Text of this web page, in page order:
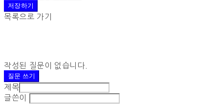
저장하기
목록으로 가기
작성된 질문이 없습니다.
질문 쓰기
제목
글쓴이